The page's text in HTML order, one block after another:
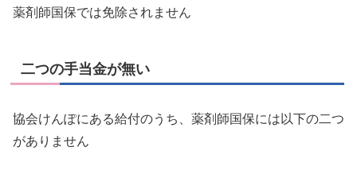
薬剤師国保では免除されません
二つの手当金が無い
協会けんぽにある給付のうち、薬剤師国保には以下の二つ
がありません